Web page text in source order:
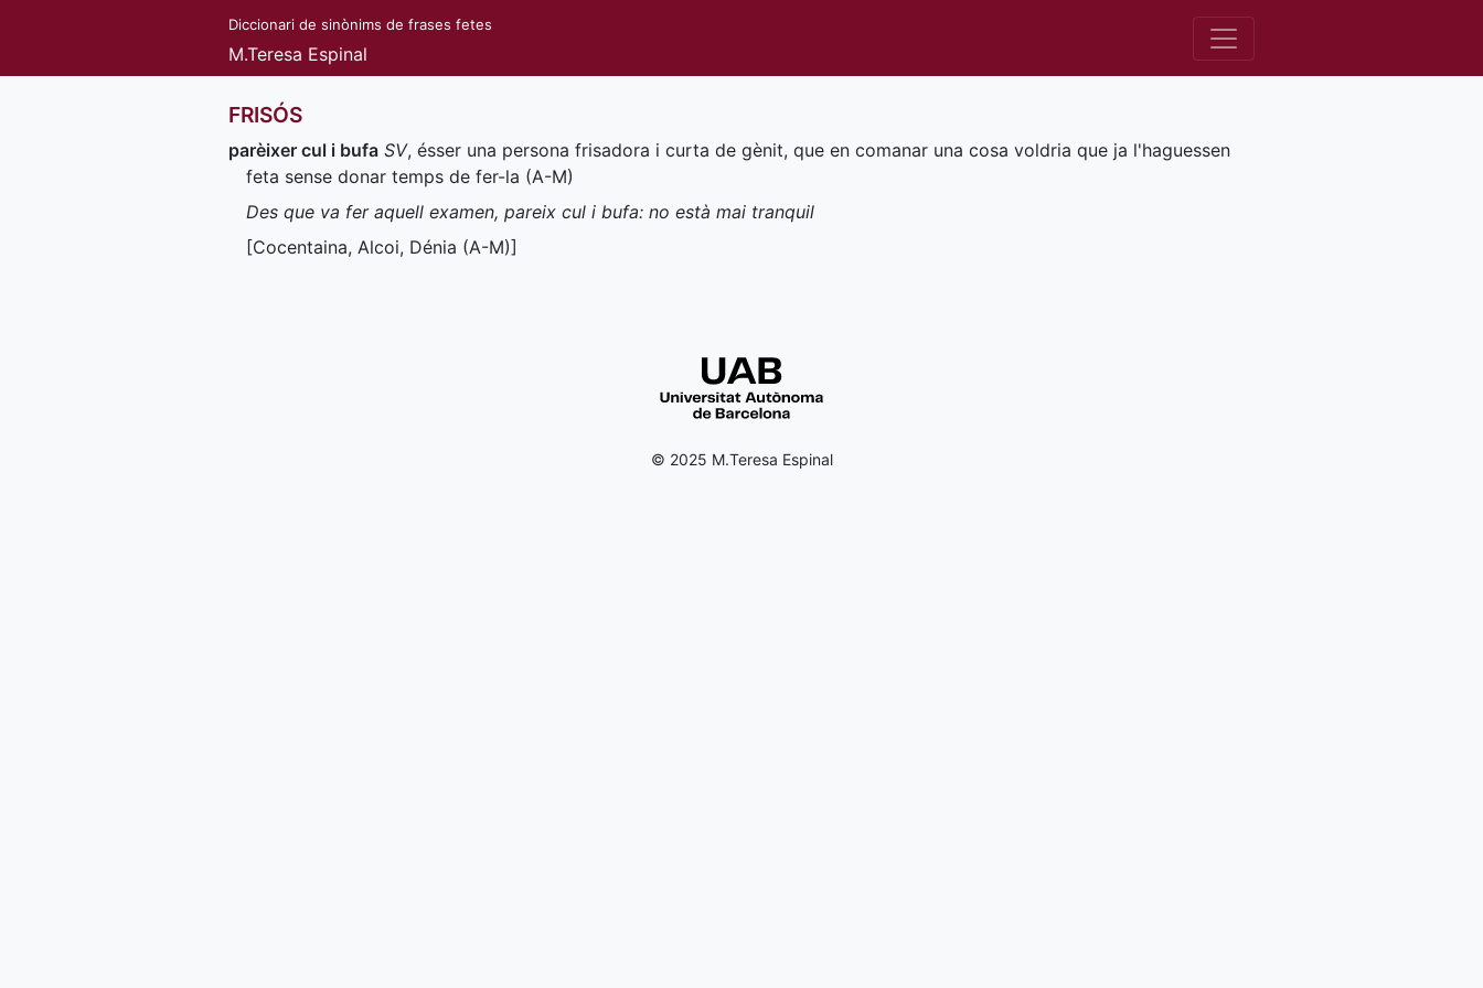
Diccionari de sinònims de frases fetes
M.Teresa Espinal
FRISÓS
parèixer cul i bufa SV, ésser una persona frisadora i curta de gènit, que en comanar una cosa voldria que ja l'haguessen
feta sense donar temps de fer-la (A-M)
Des que va fer aquell examen, pareix cul i bufa: no està mai tranquil
[Cocentaina, Alcoi, Dénia (A-M)]
© 2025 M.Teresa Espinal